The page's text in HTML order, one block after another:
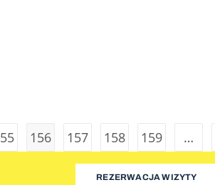
156 157 158 159 …
REZERWACJA WIZYTY